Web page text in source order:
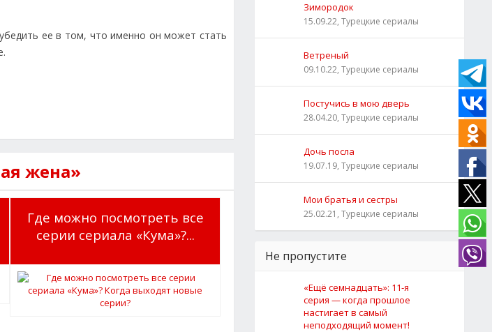
ее в том, что именно он может стать
жена»
Где можно посмотреть все
серии сериала «Кума»?...
Зимородок
15.09.22, Турецкие сериалы
Ветреный
09.10.22, Турецкие сериалы
Постучись в мою дверь
28.04.20, Турецкие сериалы
Дочь посла
19.07.19, Турецкие сериалы
Мои братья и сестры
25.02.21, Турецкие сериалы
Не пропустите
«Ещё семнадцать»: 11‑я
серия — когда прошлое
настигает в самый
неподходящий момент!